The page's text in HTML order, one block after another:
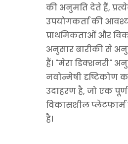
की अनुमति देते हैं,
उपयोगकर्ता की
प्राथमिकताओं और
अनुसार बारीकी से
हैं। "मेरा डिक्शनरी"
नवोन्मेषी दृष्टिकोण
उदाहरण है, जो एक
विकासशील प्लेटफार्म
है।